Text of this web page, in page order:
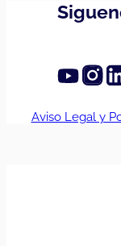
Aviso Legal y